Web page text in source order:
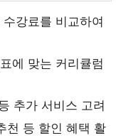
강료를 비교하여
에 맞는 커리큘럼
추가 서비스 고려
천 등 할인 혜택 활